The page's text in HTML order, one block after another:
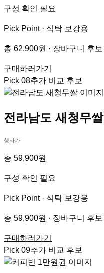
구성 확인 필요
Pick Point · 식탁 보강용
총 62,900원 · 장바구니 후보
구매하러가기
Pick 08추가 비교 후보
전라남도 새청무쌀
행사가
총 59,900원
구성 확인 필요
Pick Point · 식탁 보강용
총 59,900원 · 장바구니 후보
구매하러가기
Pick 09추가 비교 후보